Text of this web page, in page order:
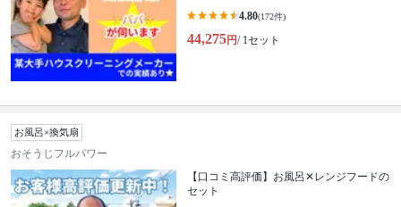
4.80(172件)
44,275円/ 1セット
お風呂×換気扇
おそうじフルパワー
【口コミ高評価】お風呂✕レンジフードの
セット